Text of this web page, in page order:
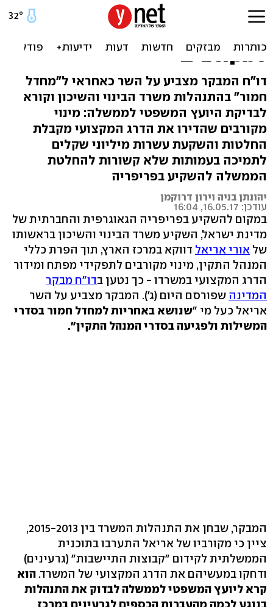
המבקר: אורי אריאל העביר
עשרות מיליוני שקלים
למקורבים
דו"ח המבקר מצביע על השר כאחראי ל"מחדל
חמור" בהתנהלות משרד הבינוי והשיכון וקורא
לבדיקת היועץ המשפטי לממשלה: מינוי
מקורבים שהדירו את הדרג המקצועי מקבלת
החלטות והשקעת עשרות מיליוני שקלים
לתמיכה בעמותות שלא קשורות להחלטת
הממשלה להשקיע בפריפריה
יהונתן בניה וירון דרוקמן
עודכן: 16.05.17, 16:04
במקום להשקיע בפריפריה הגאוגרפית והחברתית של
מדינת ישראל, השקיע משרד הבינוי והשיכון בראשותו
של אורי אריאל דווקא במרכז הארץ, תוך הפרת כללי
המנהל התקין, מינוי מקורבים לתפקידי מפתח ומידור
הדרג המקצועי במשרדו - כך נטען בדו"ח מבקר
המדינה שפורסם היום (ג'). המבקר מצביע על השר
אריאל כעל מי "שנושא באחריות למחדל חמור בסדרי
המשילות ולפגיעה בסדרי המנהל התקין".
המבקר, שבחן את התנהלות המשרד בין 2015-2013,
ציין כי מקורביו של אריאל התערבו בתוכנית
הממשלתית לקידום "קבוצות התיישבות" (גרעינים)
ודחקו במעשיהם את הדרג המקצועי של המשרד. הוא
קרא ליועץ המשפטי לממשלה לבדוק את התנהלות